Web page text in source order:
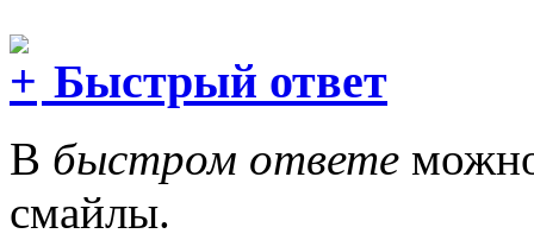
Быстрый ответ
В быстром ответе
смайлы.